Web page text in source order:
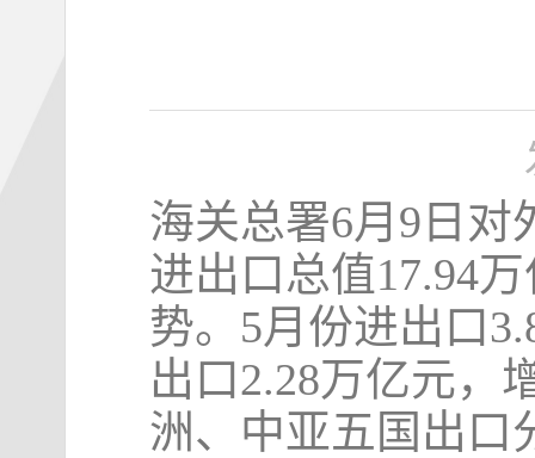
海关总署6月9日对
进出口总值17.94
势。5月份进出口
出口2.28万亿元，
洲、中亚五国出口